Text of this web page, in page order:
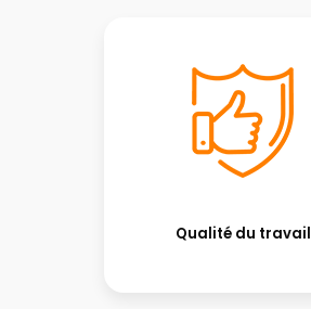
Qualité du travail